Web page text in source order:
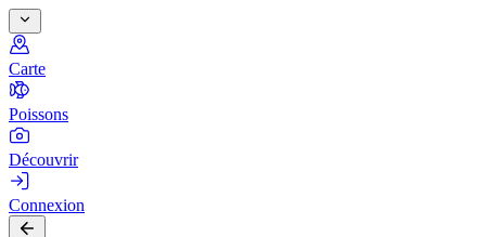
Carte
Poissons
Découvrir
Connexion